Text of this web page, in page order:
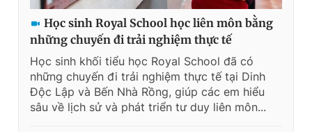
Học sinh Royal School học liên môn bằng
những chuyến đi trải nghiệm thực tế
Học sinh khối tiểu học Royal School đã có
những chuyến đi trải nghiệm thực tế tại Dinh
Độc Lập và Bến Nhà Rồng, giúp các em hiểu
sâu về lịch sử và phát triển tư duy liên môn...